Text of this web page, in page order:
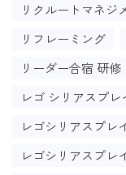
リクルートマネジ
リフレーミング
リーダー合宿 研修
レゴ シリアスプレ
レゴシリアスプレ
レゴシリアスプレ